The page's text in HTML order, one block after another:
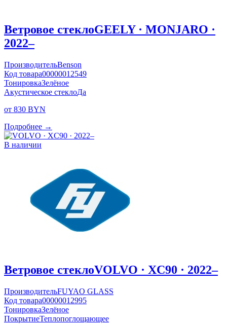
Ветровое стеклоGEELY · MONJARO ·
2022–
ПроизводительBenson
Код товара00000012549
ТонировкаЗелёное
Акустическое стеклоДа
от 830 BYN
Подробнее →
В наличии
Ветровое стеклоVOLVO · XC90 · 2022–
ПроизводительFUYAO GLASS
Код товара00000012995
ТонировкаЗелёное
ПокрытиеТеплопоглощающее